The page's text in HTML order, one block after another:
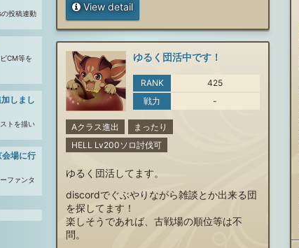
投稿連動
CM等を
しまし
トを描い
会場に行
ファンタ
View detail
ゆるく団活中です！
RANK
425
戦力
-
Aクラス進出
まったり
HELL Lv200ソロ討伐可
ゆるく団活してます。
discordでぐぶやりながら雑談とか出来る団
を探してます！
楽しそうであれば、古戦場の順位等は不
問。